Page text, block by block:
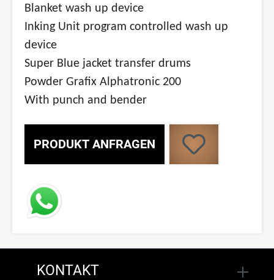
Blanket wash up device
Inking Unit program controlled wash up
device
Super Blue jacket transfer drums
Powder Grafix Alphatronic 200
With punch and bender
PRODUKT ANFRAGEN
KONTAKT